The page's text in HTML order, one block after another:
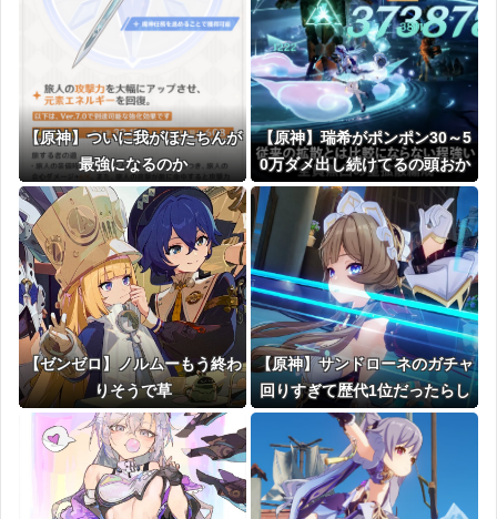
【原神】ついに我がほたちんが
最強になるのか
【原神】瑞希がポンポン30～5
0万ダメ出し続けてるの頭おか
しくなるで
【ゼンゼロ】ノルムーもう終わ
りそうで草
【原神】サンドローネのガチャ
回りすぎて歴代1位だったらし
いな